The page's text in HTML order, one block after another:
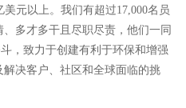
元以上。我们有超过17,000名员
多才多干且尽职尽责，他们一同
，致力于创建有利于环保和增强
决客户、社区和全球面临的挑